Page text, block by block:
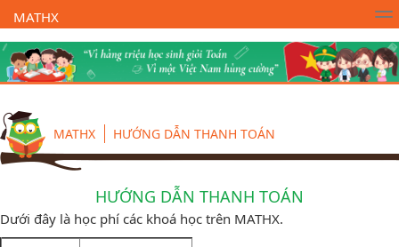
MATHX
Trường Toán Online MATHX Học toán - Lớp 1
MATHX HƯỚNG DẪN THANH TOÁN
HƯỚNG DẪN THANH TOÁN
Dưới đây là học phí các khoá học trên MATHX.